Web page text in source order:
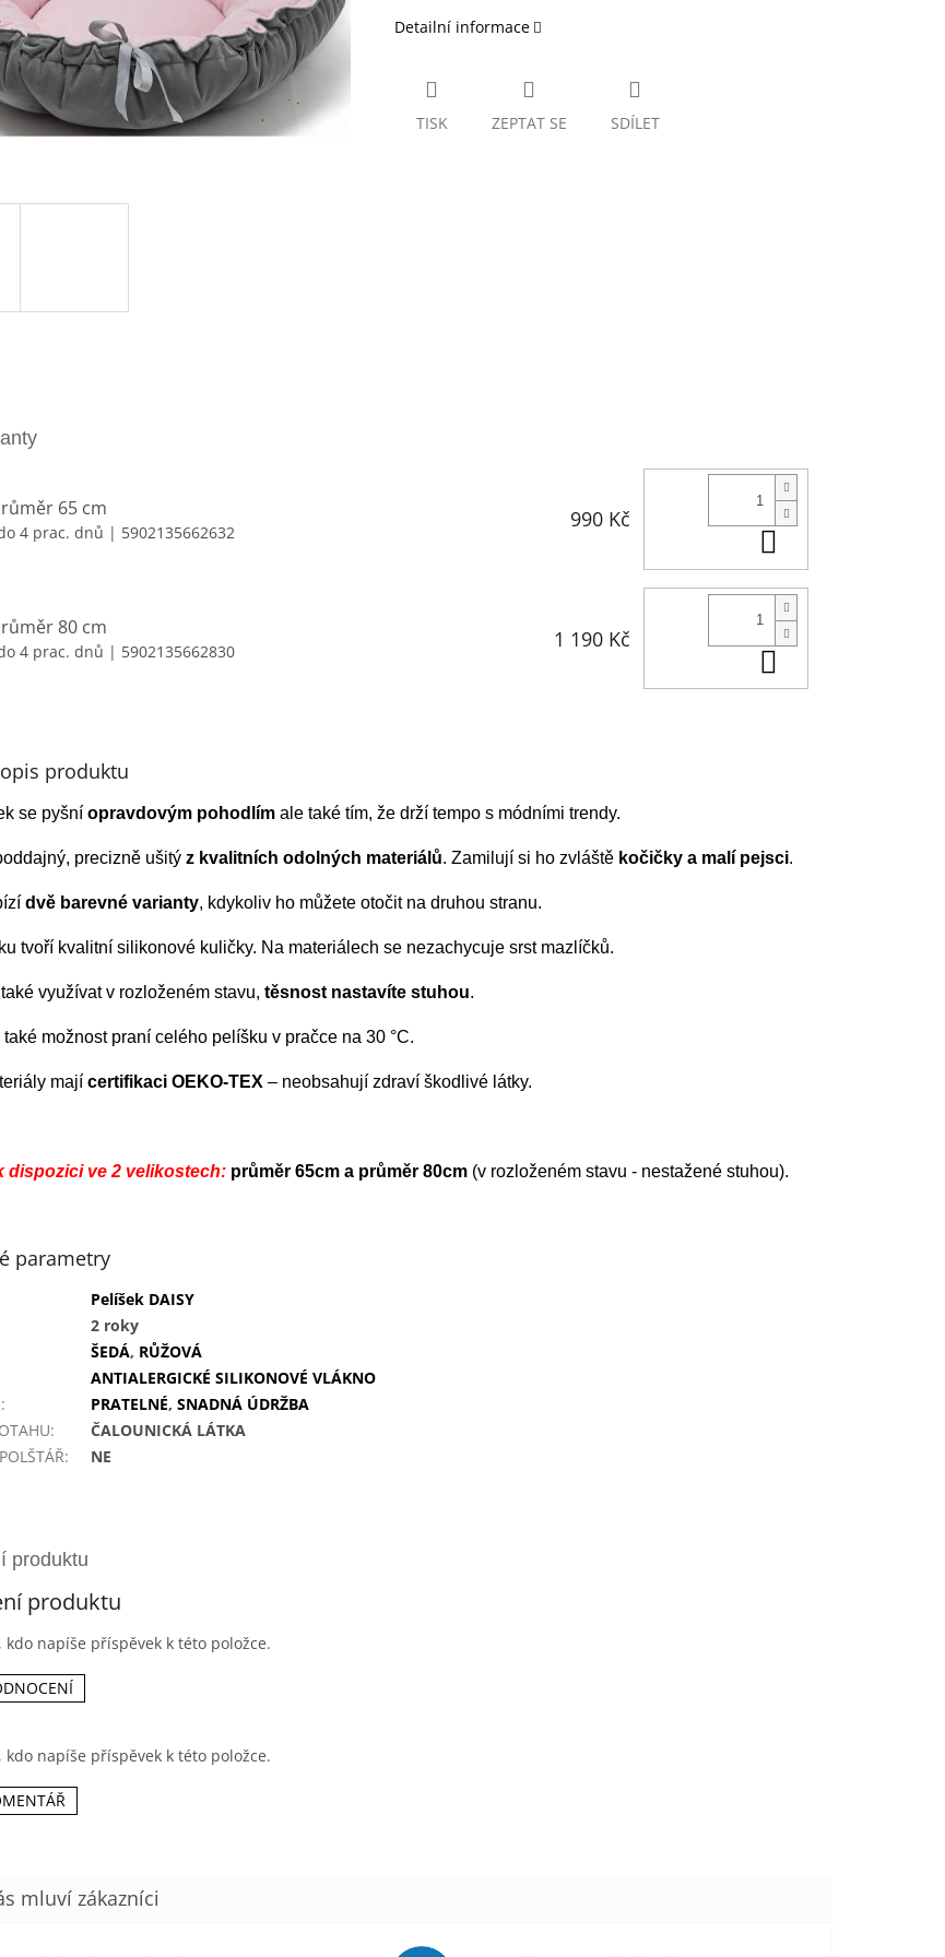
Detailní informace
TISK ZEPTAT SE SDÍLET
65 cm
4 prac. dnů | 5902135662632 990 Kč
80 cm
4 prac. dnů | 5902135662830 1 190 Kč
Do košíku
produktu
se pyšní opravdovým pohodlím ale také tím, že drží tempo s módními trendy.
precizně ušitý z kvalitních odolných materiálů. Zamilují si ho zvláště kočičky a malí pejsci.
dvě barevné varianty, kdykoliv ho můžete otočit na druhou stranu.
tvoří kvalitní silikonové kuličky. Na materiálech se nezachycuje srst mazlíčků.
využívat v rozloženém stavu, těsnost nastavíte stuhou.
možnost praní celého pelíšku v pračce na 30 °C.
mají certifikaci OEKO-TEX – neobsahují zdraví škodlivé látky.
dispozici ve 2 velikostech: průměr 65cm a průměr 80cm (v rozloženém stavu - nestažené stuhou).
parametry
Pelíšek DAISY
2 roky
ŠEDÁ, RŮŽOVÁ
ANTIALERGICKÉ SILIKONOVÉ VLÁKNO
: PRATELNÉ, SNADNÁ ÚDRŽBA
:
ČALOUNICKÁ LÁTKA
: NE
produktu
napíše příspěvek k této položce.
napíše příspěvek k této položce.